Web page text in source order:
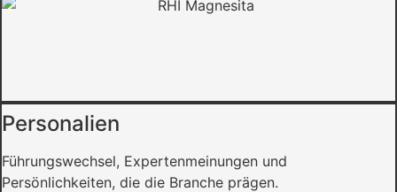
Personalien
Führungswechsel, Expertenmeinungen und
Persönlichkeiten, die die Branche prägen.